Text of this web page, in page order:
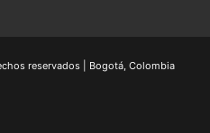
reservados | Bogotá, Colombia